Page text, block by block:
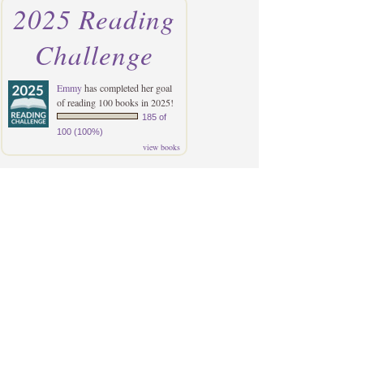
2025 Reading
Challenge
Emmyhas completed her goal
of reading 100 books in 2025!
185 of
100 (100%)
view books